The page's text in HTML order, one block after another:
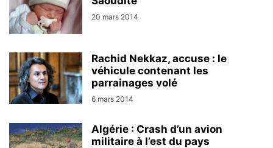
20 mars 2014
Rachid Nekkaz, accuse : le
véhicule contenant les
parrainages volé
6 mars 2014
Algérie : Crash d’un avion
militaire à l’est du pays